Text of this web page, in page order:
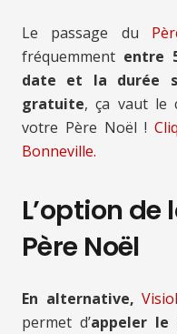
Le passage du
fréquemment entre
date et la durée
gratuite, ça vaut le
votre Père Noël !
Bonneville.
L’option de
Père Noël
En alternative,
permet d’appeler le